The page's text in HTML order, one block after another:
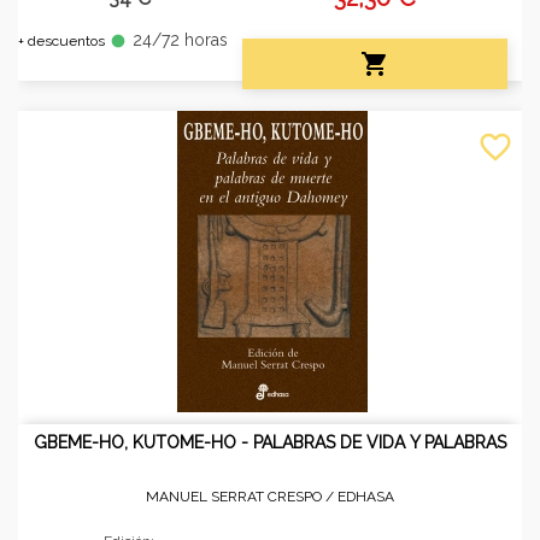
+ descuentos fiber_manual_record 24/72 horas

GBEME-HO, KUTOME-HO - PALABRAS DE VIDA Y PALABRAS
MANUEL SERRAT CRESPO / EDHASA
favorite_border